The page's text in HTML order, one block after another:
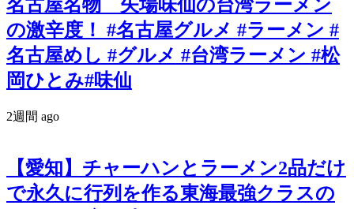
名古屋名物 矢場味仙の台湾ラーメン
の激辛度！ #名古屋グルメ #ラーメン #
名古屋めし #グルメ #台湾ラーメン #松
岡ひとみ#味仙
2週間 ago
【愛知】チャーハンとラーメン2品だけ
で永久に行列を作る東海最強クラスの